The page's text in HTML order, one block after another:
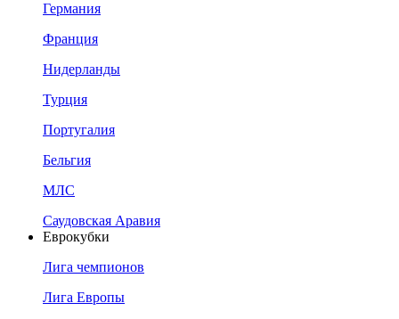
Германия
Франция
Нидерланды
Турция
Португалия
Бельгия
МЛС
Саудовская Аравия
Еврокубки
Лига чемпионов
Лига Европы